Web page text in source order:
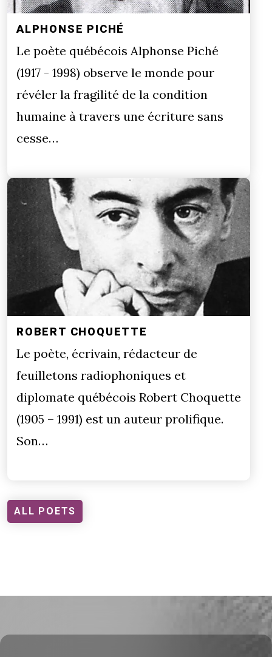
ALPHONSE PICHÉ
Le poète québécois Alphonse Piché
(1917 - 1998) observe le monde pour
révéler la fragilité de la condition
humaine à travers une écriture sans
cesse…
ROBERT CHOQUETTE
Le poète, écrivain, rédacteur de
feuilletons radiophoniques et
diplomate québécois Robert Choquette
(1905 – 1991) est un auteur prolifique.
Son…
ALL POETS